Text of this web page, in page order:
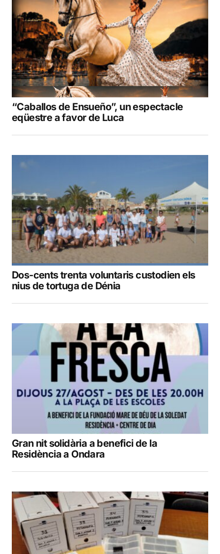
“Caballos de Ensueño”, un espectacle
eqüestre a favor de Luca
Dos-cents trenta voluntaris custodien els
nius de tortuga de Dénia
Gran nit solidària a benefici de la
Residència a Ondara